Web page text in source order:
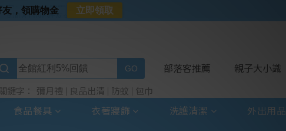
⭐加入LINE好友⭐
全家⭐滿$888贈霜淇淋禮物卡
鍵字： 彌月禮 良品出清 防蚊 包巾
部落客推薦 親子大小識
食品餐具 衣著寢飾 洗護清潔 外出用品
，領購物金 立即領取